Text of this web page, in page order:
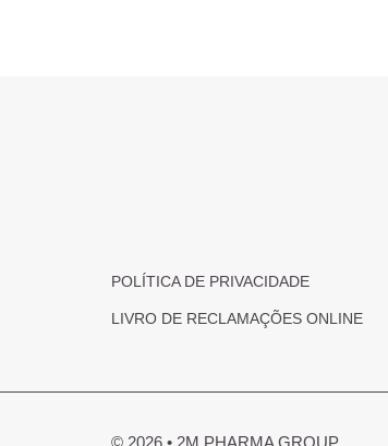
POLÍTICA DE PRIVACIDADE
LIVRO DE RECLAMAÇÕES ONLINE